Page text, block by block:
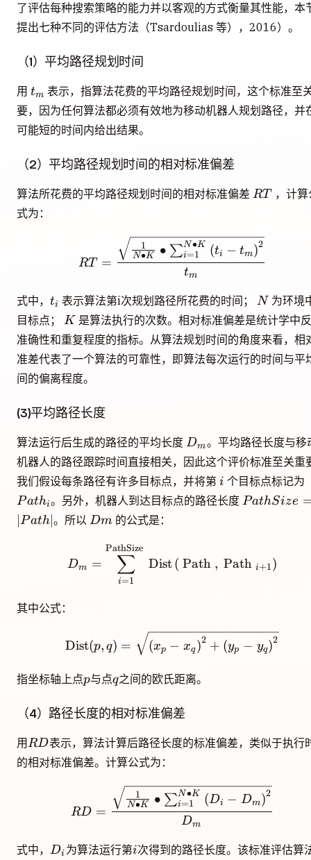
了评估每种搜索策略的能力并以客观的方式衡量其性能，本
提出七种不同的评估方法（Tsardoulias 等），2016）。
（1）平均路径规划时间
用 t_m
tm 表示，指算法花费的平均路径规划时间，这个标准至
要，因为任何算法都必须有效地为移动机器人规划路径，并
可能短的时间内给出结果。
（2）平均路径规划时间的相对标准偏差
算法所花费的平均路径规划时间的相对标准偏差 RT
RT，计算
式为：
R
RT =
tm
N∙K
1 ∙ ∑i=1
N∙K (ti − tm)2
式中， t_i
ti 表示算法第i次规划路径所花费的时间； N
N 为环境
目标点；
K
K 是算法执行的次数。相对标准偏差是统计学中
准确性和重复程度的指标。从算法规划时间的角度来看，相
准差代表了一个算法的可靠性，即算法每次运行的时间与平
间的偏离程度。
(3)平均路径长度
算法运行后生成的路径的平均长度 D_m
Dm。平均路径长度与移
机器人的路径跟踪时间直接相关，因此这个评价标准至关重
我们假设每条路径有许多目标点，并将第 i
i 个目标点标记为
Pathi。另外，机器人到达目标点的路径长度 PathSize
Path∣ 。所以 Dm
Dm 的公式是：
Dm =
i=1
∑
PathSize
Dist ( Path , Path i+1)
其中公式：
Dist(p, q) = (xp − xq )2 + (yp − yq)2
指坐标轴上点p
p与点q
q之间的欧氏距离。
（4）路径长度的相对标准偏差
用 RD
RD表示，算法计算后路径长度的标准偏差，类似于执行
的相对标准偏差。计算公式为：
R
RD =
Dm
N∙K
1 ∙ ∑i=1
N∙K (Di − Dm)2
式中， D_i
Di 为算法运行第i
i次得到的路径长度。该标准评估算